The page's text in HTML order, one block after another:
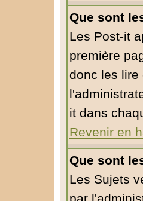
Que sont
Les Post-it
première
donc les lire
it dans
Revenir en
Que sont
Les Sujets